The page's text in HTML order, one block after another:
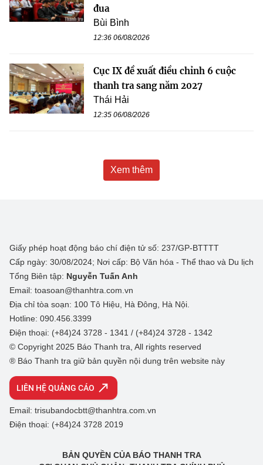
đua
Bùi Bình
12:36 06/08/2026
Cục IX đề xuất điều chỉnh 6 cuộc
thanh tra sang năm 2027
Thái Hải
12:35 06/08/2026
Xem thêm
Giấy phép hoạt động báo chí điện tử số: 237/GP-BTTTT
Cấp ngày: 30/08/2024; Nơi cấp: Bộ Văn hóa - Thể thao và Du lịch
Tổng Biên tập: Nguyễn Tuấn Anh
Email: toasoan@thanhtra.com.vn
Địa chỉ tòa soạn: 100 Tô Hiệu, Hà Đông, Hà Nội.
Hotline: 090.456.3399
Điện thoại: (+84)24 3728 - 1341 / (+84)24 3728 - 1342
© Copyright 2025 Báo Thanh tra, All rights reserved
® Báo Thanh tra giữ bản quyền nội dung trên website này
LIÊN HỆ QUẢNG CÁO
Email: trisubandocbtt@thanhtra.com.vn
Điện thoại: (+84)24 3728 2019
BẢN QUYỀN CỦA BÁO THANH TRA